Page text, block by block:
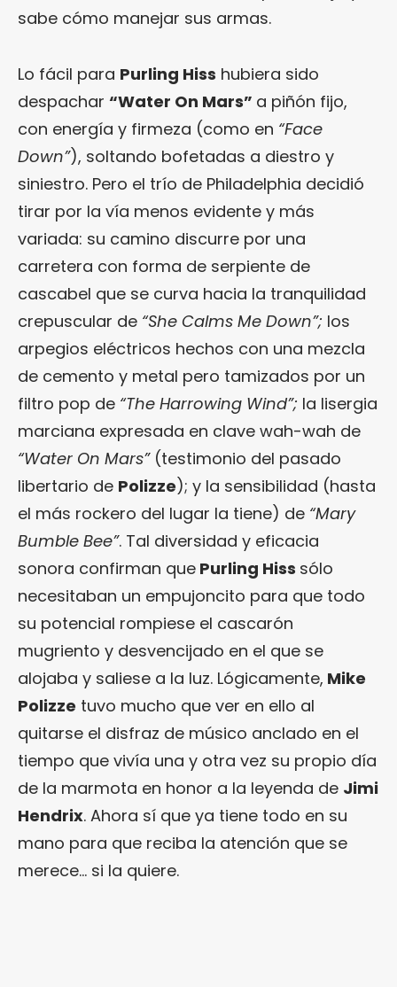
sabe cómo manejar sus armas.
Lo fácil para Purling Hiss hubiera sido
despachar “Water On Mars” a piñón fijo,
con energía y firmeza (como en “Face
Down”), soltando bofetadas a diestro y
siniestro. Pero el trío de Philadelphia decidió
tirar por la vía menos evidente y más
variada: su camino discurre por una
carretera con forma de serpiente de
cascabel que se curva hacia la tranquilidad
crepuscular de “She Calms Me Down”; los
arpegios eléctricos hechos con una mezcla
de cemento y metal pero tamizados por un
filtro pop de “The Harrowing Wind”; la lisergia
marciana expresada en clave wah-wah de
“Water On Mars” (testimonio del pasado
libertario de Polizze); y la sensibilidad (hasta
el más rockero del lugar la tiene) de “Mary
Bumble Bee”. Tal diversidad y eficacia
sonora confirman que Purling Hiss sólo
necesitaban un empujoncito para que todo
su potencial rompiese el cascarón
mugriento y desvencijado en el que se
alojaba y saliese a la luz. Lógicamente, Mike
Polizze tuvo mucho que ver en ello al
quitarse el disfraz de músico anclado en el
tiempo que vivía una y otra vez su propio día
de la marmota en honor a la leyenda de Jimi
Hendrix. Ahora sí que ya tiene todo en su
mano para que reciba la atención que se
merece… si la quiere.